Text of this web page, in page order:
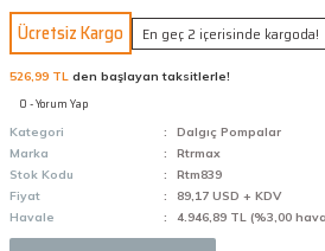
Ücretsiz Kargo En geç 2 içerisinde kargoda!
526,99 TL den başlayan taksitlerle!
0 - Yorum Yap
Kategori
Dalgıç Pompalar
Marka
Rtrmax
Stok Kodu
Rtm839
Fiyat
89,17 USD + KDV
Havale
4.946,89 TL (%3,00